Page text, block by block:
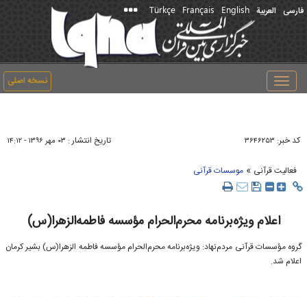
فارسی العربیة English
Français
Türkçe
نسخه اصلی
Toggle
navigation
کد خبر: ۳۶۴۶۲۵۳ تاریخ انتشار : ۰۳ مهر ۱۳۹۶ - ۱۴:۱۲
فعالیت قرآنی » موسسات قرآنی
اعلام ویژه‌برنامه محرم‌الحرام مؤسسه فاطمه‌الزهرا(س)
گروه مؤسسات قرآنی مردم‌نهاد: ویژه‌برنامه محرم‌الحرام مؤسسه فاطمه الزهرا(س) بشیر کرمان
اعلام شد.